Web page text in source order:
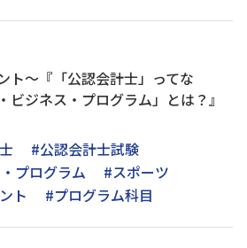
ト～『「公認会計士」ってな
ビジネス・プログラム」とは？』
#公認会計士試験
プログラム
#スポーツ
ト #プログラム科目